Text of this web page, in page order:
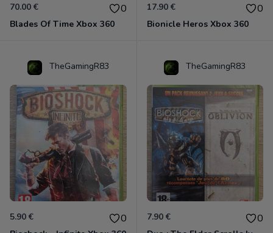
70.00 € 0
Blades Of Time Xbox 360
17.90 € 0
Bionicle Heros Xbox 360
TheGamingR83
5.90 € 0
TheGamingR83
7.90 € 0